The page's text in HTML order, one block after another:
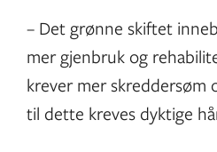
– Det grønne skiftet
mer gjenbruk og
krever mer skreddersøm
til dette kreves dyktige